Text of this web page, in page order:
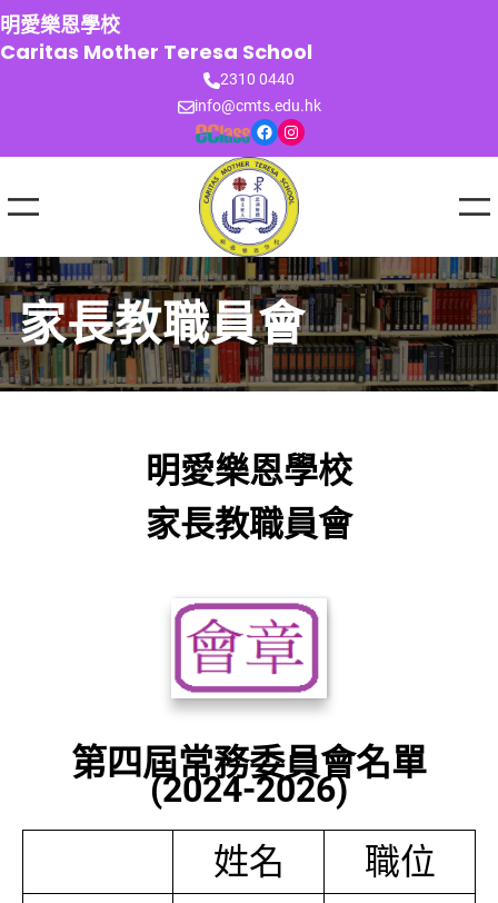
跳
至
主
明愛樂恩學校
Caritas Mother Teresa School
2310 0440
info@cmts.edu.hk
Facebook Instagram
家長教職員會
明愛樂恩學校
家長教職員會
第四屆常務委員會名單
(2024-2026)
姓名
職位